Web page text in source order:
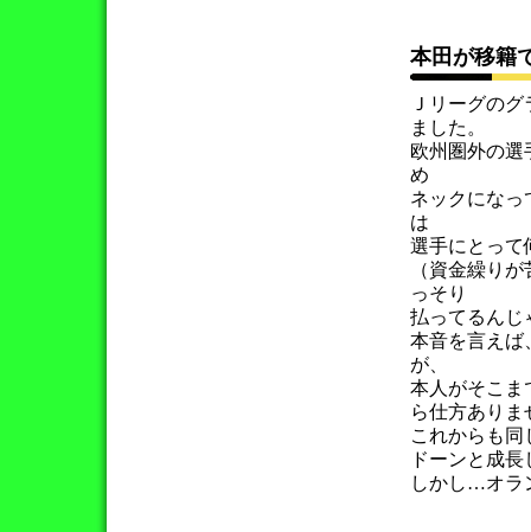
本田が移籍
Ｊリーグの
ました。
欧州圏外の選
め
ネックになっ
は
選手にとって
（資金繰り
っそり
払ってるんじ
本音を言えば
が、
本人がそこま
ら仕方ありま
これからも
ドーンと成
しかし…オラ